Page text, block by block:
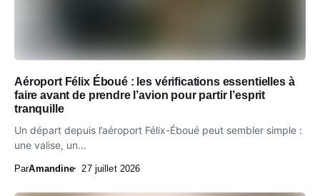
Aéroport Félix Éboué : les vérifications essentielles à
faire avant de prendre l’avion pour partir l’esprit
tranquille
Un départ depuis l’aéroport Félix-Éboué peut sembler simple :
une valise, un...
ParAmandine 27 juillet 2026